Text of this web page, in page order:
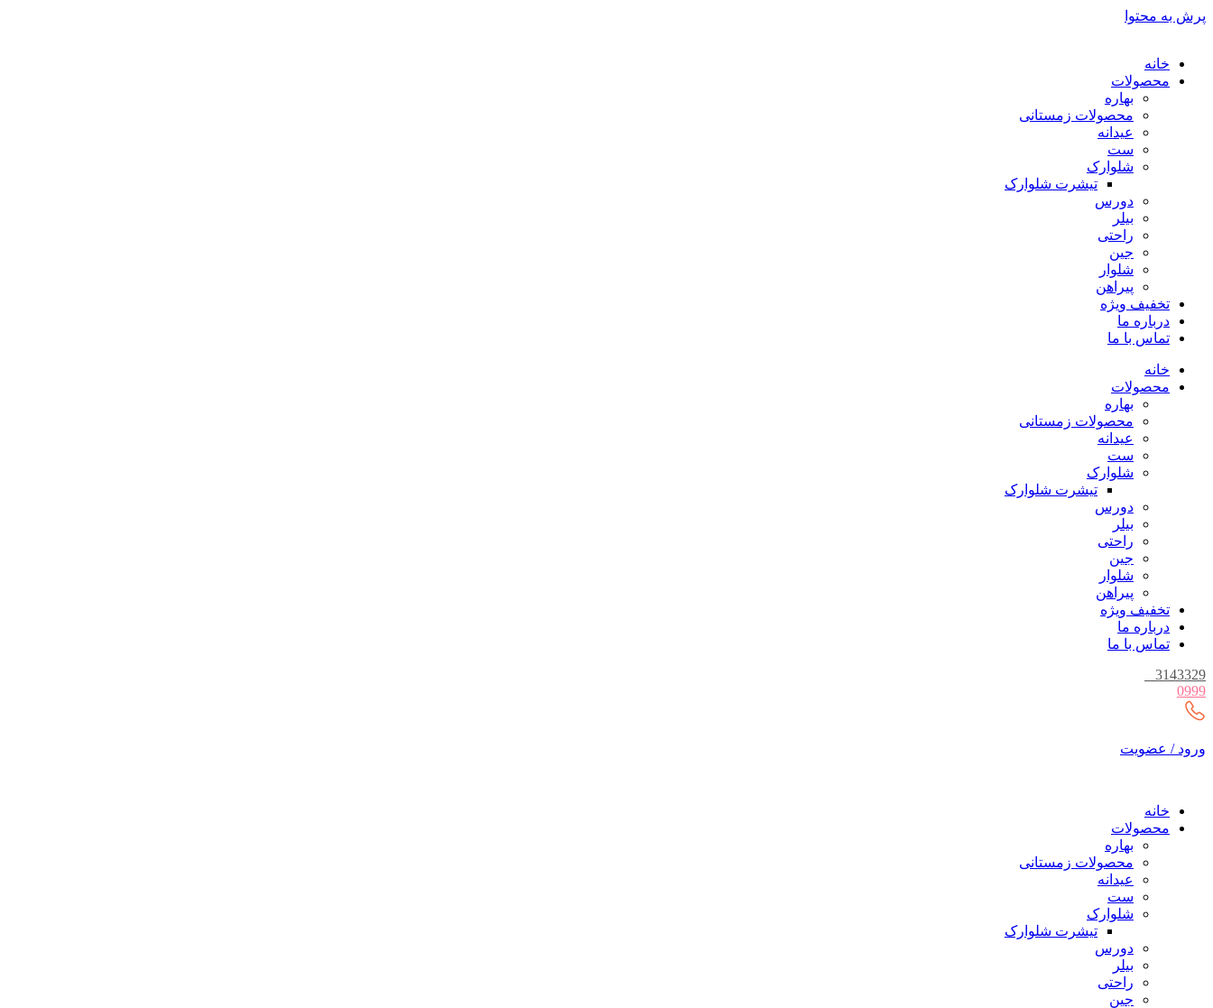
پرش به محتوا
خانه
محصولات
بهاره
محصولات زمستانی
عیدانه
ست
شلوارک
تیشرت شلوارک
دورس
بیلر
راحتی
جین
شلوار
پیراهن
تخفیف ویژه
درباره ما
تماس با ما
خانه
محصولات
بهاره
محصولات زمستانی
عیدانه
ست
شلوارک
تیشرت شلوارک
دورس
بیلر
راحتی
جین
شلوار
پیراهن
تخفیف ویژه
درباره ما
تماس با ما
3143329
0999
ورود / عضویت
خانه
محصولات
بهاره
محصولات زمستانی
عیدانه
ست
شلوارک
تیشرت شلوارک
دورس
بیلر
راحتی
جین